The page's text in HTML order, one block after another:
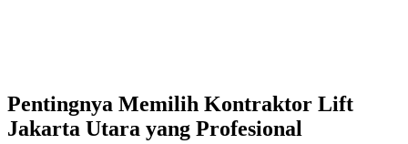
Pentingnya Memilih Kontraktor Lift
Jakarta Utara yang Profesional